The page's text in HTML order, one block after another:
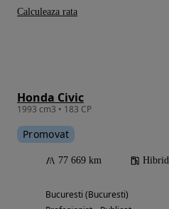
Honda Civic
1993 cm3 • 183 CP
Promovat
77 669 km Hibrid
Bucuresti (Bucuresti)
Calculeaza rata